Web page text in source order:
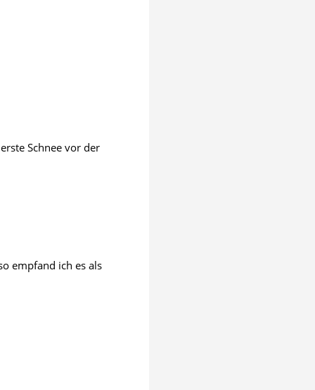
Schnee vor der
empfand ich es als